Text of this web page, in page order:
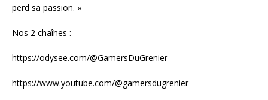
perd sa passion. »
Nos 2 chaînes :
https://odysee.com/@GamersDuGrenier
https://www.youtube.com/@gamersdugrenier